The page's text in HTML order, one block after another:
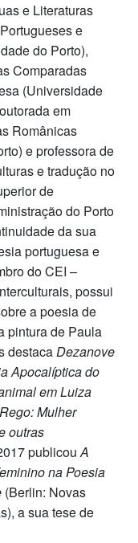
e Literaturas
e
do Porto),
Comparadas
(Universidade
em
Românicas
e professora de
e tradução no
de
do Porto
da sua
portuguesa e
do CEI –
possui
a poesia de
pintura de Paula
destacaDezanove
Apocalíptica do
em Luiza
Mulher
outras
publicouA
na Poesia
(Berlin: Novas
a sua tese de